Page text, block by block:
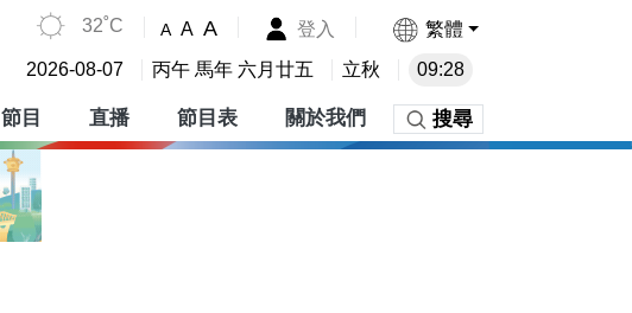
32˚C A A A 登入 繁體
2026-08-07 丙午 馬年 六月廿五 立秋 09:28
節目 直播 節目表 關於我們 搜尋